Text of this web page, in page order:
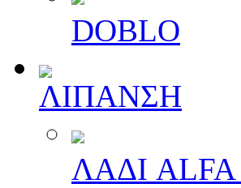
DOBLO
ΛΙΠΑΝΣΗ
ΛΑΔΙ ALFA